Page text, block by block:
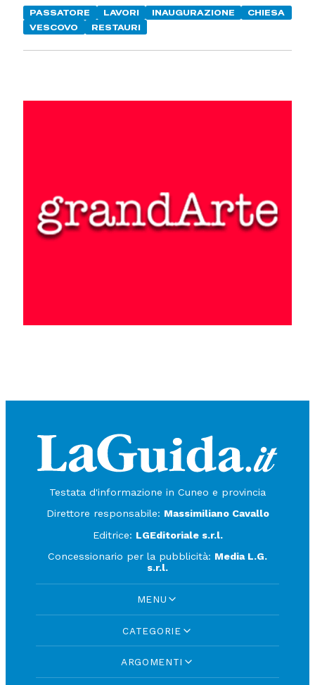
PASSATORE LAVORI INAUGURAZIONE
CHIESA
VESCOVO
RESTAURI
Testata d'informazione in Cuneo e provincia
Direttore responsabile: Massimiliano Cavallo
Editrice: LGEditoriale s.r.l.
Concessionario per la pubblicità: Media L.G.
s.r.l.
MENU
CATEGORIE
ARGOMENTI